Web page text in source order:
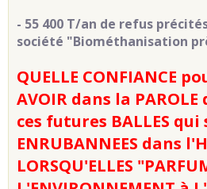
- 55 400 T/an de refus
société "Biométhanisation
QUELLE CONFIANCE
AVOIR dans la
ces futures BALLES
ENRUBANNEES dans
LORSQU'ELLES